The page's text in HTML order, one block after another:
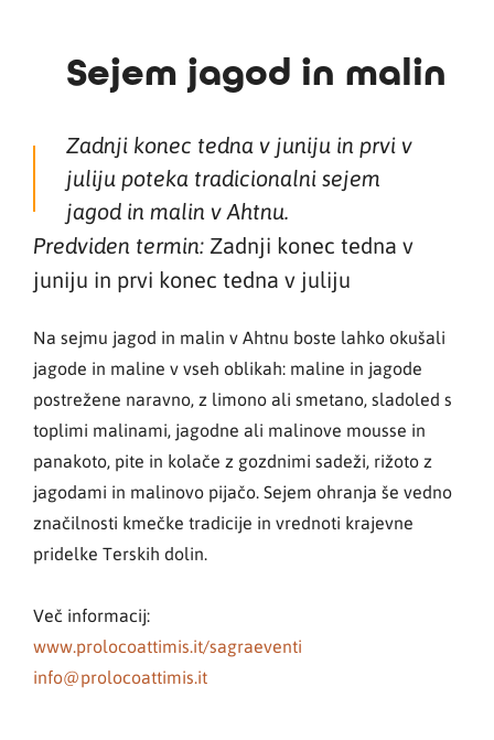
Sejem jagod in malin
Zadnji konec tedna v juniju in prvi v
juliju poteka tradicionalni sejem
jagod in malin v Ahtnu.
Predviden termin: Zadnji konec tedna v
juniju in prvi konec tedna v juliju
Na sejmu jagod in malin v Ahtnu boste lahko okušali
jagode in maline v vseh oblikah: maline in jagode
postrežene naravno, z limono ali smetano, sladoled s
toplimi malinami, jagodne ali malinove mousse in
panakoto, pite in kolače z gozdnimi sadeži, rižoto z
jagodami in malinovo pijačo. Sejem ohranja še vedno
značilnosti kmečke tradicije in vrednoti krajevne
pridelke Terskih dolin.
Več informacij:
www.prolocoattimis.it/sagraeventi
info@prolocoattimis.it